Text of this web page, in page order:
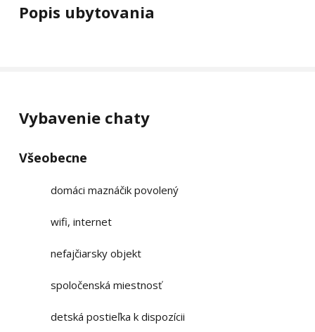
Popis ubytovania
Vybavenie chaty
Všeobecne
domáci maznáčik povolený
wifi, internet
nefajčiarsky objekt
spoločenská miestnosť
detská postieľka k dispozícii